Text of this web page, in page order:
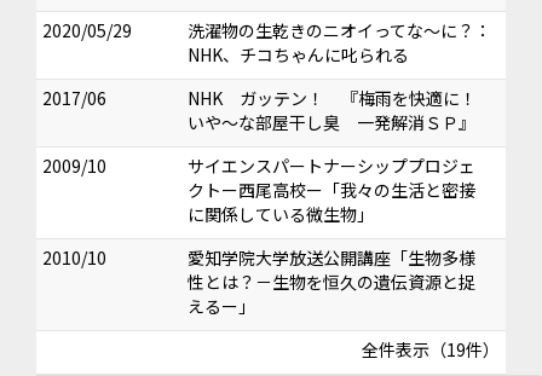
2020/05/29
洗濯物の生乾きのニオイってな～に？：
NHK、チコちゃんに叱られる
2017/06
NHK ガッテン！ 『梅雨を快適に！
いや～な部屋干し臭 一発解消ＳＰ』
2009/10
サイエンスパートナーシッププロジェ
クトー西尾高校ー「我々の生活と密接
に関係している微生物」
2010/10
愛知学院大学放送公開講座「生物多様
性とは？－生物を恒久の遺伝資源と捉
えるー」
全件表示（19件）